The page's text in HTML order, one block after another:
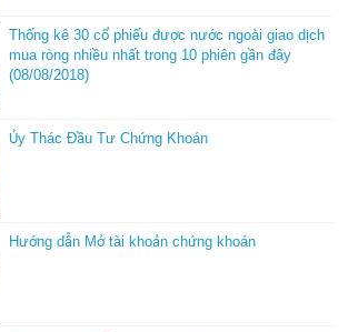
Thống kê 30 cổ phiếu được nước ngoài giao dịch
mua ròng nhiều nhất trong 10 phiên gần đây
(08/08/2018)
Ủy Thác Đầu Tư Chứng Khoán
Hướng dẫn Mở tài khoản chứng khoán